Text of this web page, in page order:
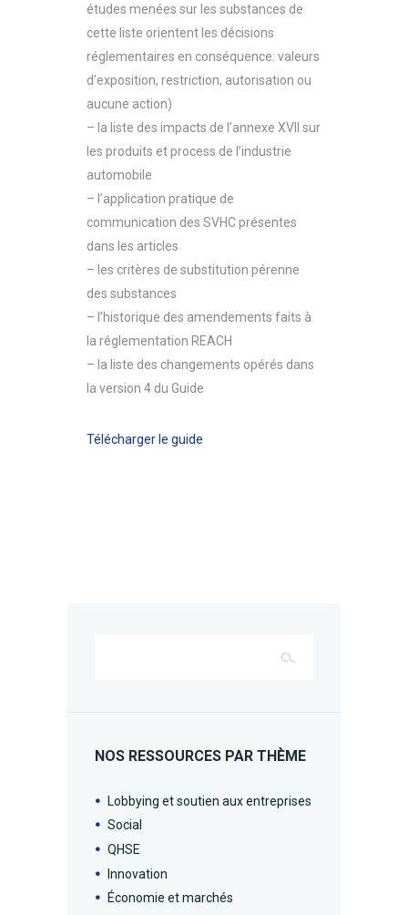
études menées sur les substances de
cette liste orientent les décisions
réglementaires en conséquence: valeurs
d’exposition, restriction, autorisation ou
aucune action)
– la liste des impacts de l’annexe XVII sur
les produits et process de l’industrie
automobile
– l’application pratique de
communication des SVHC présentes
dans les articles
– les critères de substitution pérenne
des substances
– l’historique des amendements faits à
la réglementation REACH
– la liste des changements opérés dans
la version 4 du Guide
Télécharger le guide
NOS RESSOURCES PAR THÈME
Lobbying et soutien aux entreprises
Social
QHSE
Innovation
Économie et marchés